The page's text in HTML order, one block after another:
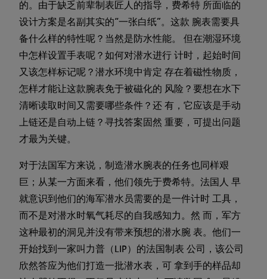
的。由于缺乏前辈制表匠人的指导，费希特 所面临的
设计方案是名副其实的“一张白纸”。这款 腕表需要具
备什么样的特性呢？当然是防水性能。 但在潮湿环境
中怎样设置手表呢？如何对潜水进行 计时，起始时间
又该怎样标记呢？潜水环境中肯定 存在着磁性物质，
怎样才能让这款腕表免于被磁化的 风险？要想在水下
清晰读取时间又需要哪些条件？还 有，它应该是手动
上链还是自动上链？寻找答案固然 重要，可提出问题
才最为关键。
对于法国军方来说，制造潜水腕表的任务也同样艰
巨；从某一方面来看，他们领先于费希特。法国人 早
就意识到他们的海军潜水员需要的是一件计时 工具，
而不是对潜水时氧气耗尽的自我感知力。然 而，军方
这种最初的洞见并没有带来预想的潜水腕 表。他们一
开始找到一家叫力普（LIP）的法国制表 公司，该公司
欣然答应为他们打造一批潜水表，可 拿到手的样品却